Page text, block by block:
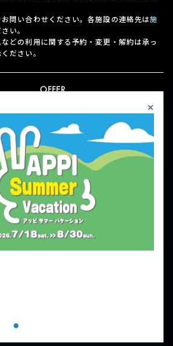
問い合わせください。各施設の連絡先は施
い。
どの利用に関する予約・変更・解約は承っ
ださい。
OFFER
ショップ
関連施設
資料ダウンロード
社岩手ホテルアンドリゾート.
×